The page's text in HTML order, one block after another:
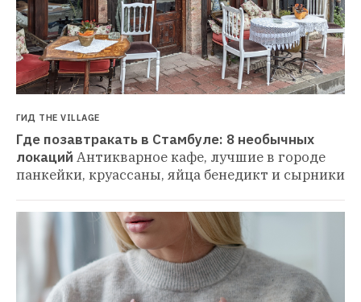
ГИД THE VILLAGE
Где позавтракать в Стамбуле: 8 необычных
локаций Антикварное кафе, лучшие в городе
панкейки, круассаны, яйца бенедикт и сырники